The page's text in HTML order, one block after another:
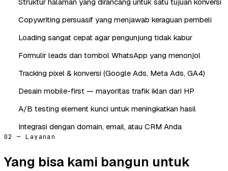
Copywriting persuasif yang menjawab keraguan pembeli
Loading sangat cepat agar pengunjung tidak kabur
Formulir leads dan tombol WhatsApp yang menonjol
Tracking pixel & konversi (Google Ads, Meta Ads, GA4)
Desain mobile-first — mayoritas trafik iklan dari HP
A/B testing element kunci untuk meningkatkan hasil
Integrasi dengan domain, email, atau CRM Anda
02 — Layanan
Yang bisa kami bangun untuk